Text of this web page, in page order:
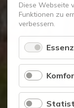
Diese Webseite
Funktionen zu
verbessern.